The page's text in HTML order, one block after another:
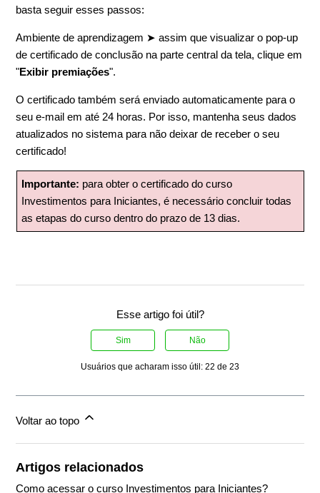
basta seguir esses passos:
Ambiente de aprendizagem ➤ assim que visualizar o pop-up
de certificado de conclusão na parte central da tela, clique em
"Exibir premiações".
O certificado também será enviado automaticamente para o
seu e-mail em até 24 horas. Por isso, mantenha seus dados
atualizados no sistema para não deixar de receber o seu
certificado!
Importante: para obter o certificado do curso
Investimentos para Iniciantes, é necessário concluir todas
as etapas do curso dentro do prazo de 13 dias.
Esse artigo foi útil?
Sim Não
Usuários que acharam isso útil: 22 de 23
Voltar ao topo
Artigos relacionados
Como acessar o curso Investimentos para Iniciantes?